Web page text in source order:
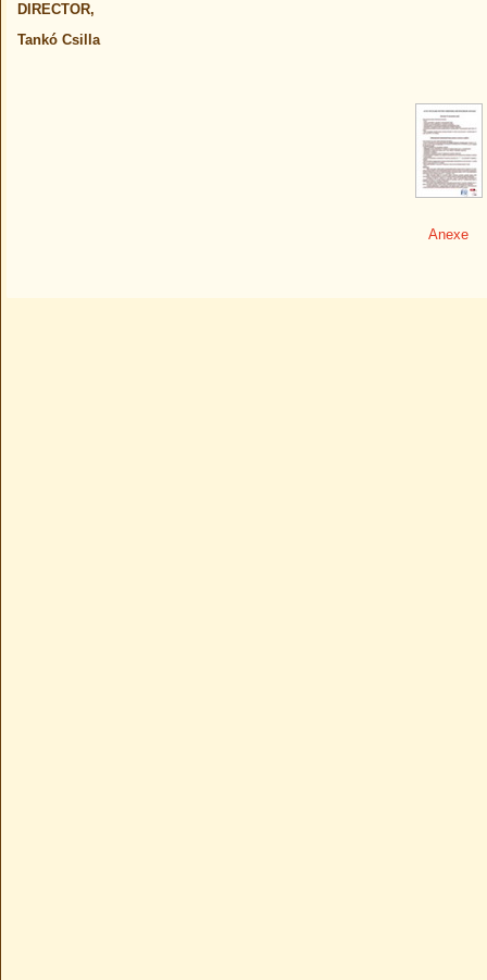
DIRECTOR,
Tankó Csilla
Anexe